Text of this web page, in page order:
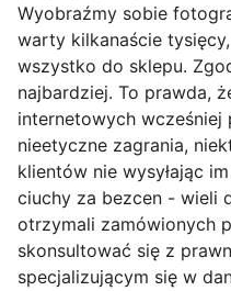
Wyobraźmy sobie
warty kilkanaście
wszystko do sklepu.
najbardziej. To prawda,
internetowych wcześniej
nieetyczne zagrania,
klientów nie wysyłając
ciuchy za bezcen - wieli
otrzymali zamówionych
skonsultować się z
specjalizującym się w